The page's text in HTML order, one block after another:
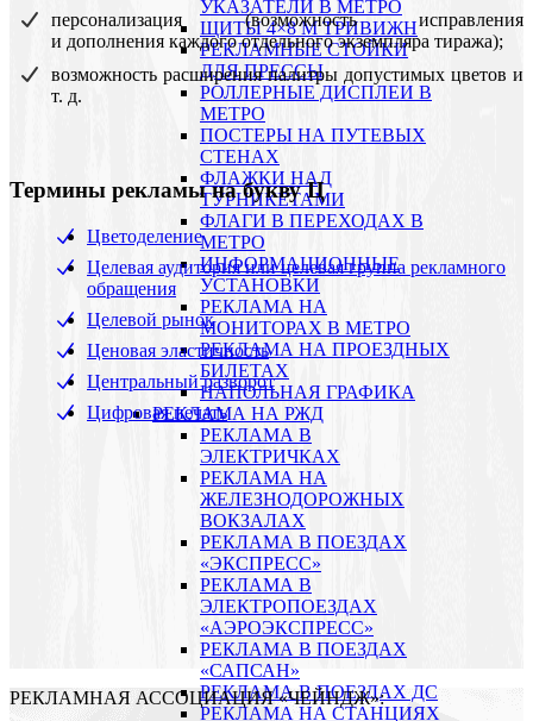
УКАЗАТЕЛИ В МЕТРО
ЩИТЫ 4×8 М ТРИВИЖН
РЕКЛАМНЫЕ СТОЙКИ
ДЛЯ ПРЕССЫ
РОЛЛЕРНЫЕ ДИСПЛЕИ В
МЕТРО
ПОСТЕРЫ НА ПУТЕВЫХ
СТЕНАХ
ФЛАЖКИ НАД
ТУРНИКЕТАМИ
ФЛАГИ В ПЕРЕХОДАХ В
МЕТРО
ИНФОРМАЦИОННЫЕ
УСТАНОВКИ
РЕКЛАМА НА
МОНИТОРАХ В МЕТРО
РЕКЛАМА НА ПРОЕЗДНЫХ
БИЛЕТАХ
НАПОЛЬНАЯ ГРАФИКА
РЕКЛАМА НА РЖД
РЕКЛАМА В
ЭЛЕКТРИЧКАХ
РЕКЛАМА НА
ЖЕЛЕЗНОДОРОЖНЫХ
ВОКЗАЛАХ
РЕКЛАМА В ПОЕЗДАХ
«ЭКСПРЕСС»
РЕКЛАМА В
ЭЛЕКТРОПОЕЗДАХ
«АЭРОЭКСПРЕСС»
РЕКЛАМА В ПОЕЗДАХ
«САПСАН»
РЕКЛАМА В ПОЕЗДАХ ДС
РЕКЛАМА НА СТАНЦИЯХ
персонализация (возможность исправления
и дополнения каждого отдельного экземпляра тиража);
возможность расширения палитры допустимых цветов и
т. д.
Термины рекламы на букву Ц
Цветоделение
Целевая аудитория или целевая группа рекламного
обращения
Целевой рынок
Ценовая эластичность
Центральный разворот
Цифровая печать
РЕКЛАМНАЯ АССОЦИАЦИЯ «ЧЕЙНДЖ»: